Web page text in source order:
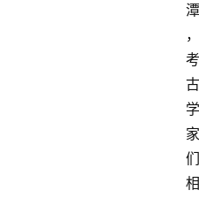
潭
，
考
古
学
家
们
相